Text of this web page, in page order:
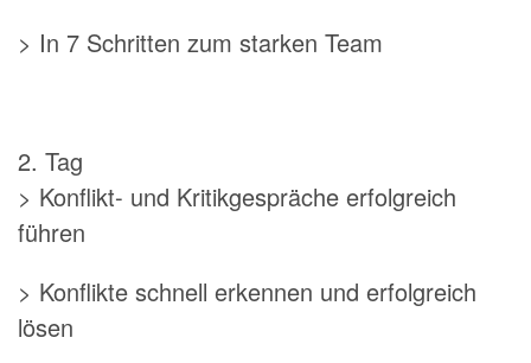
> In 7 Schritten zum starken Team
2. Tag
> Konflikt- und Kritikgespräche erfolgreich
führen
> Konflikte schnell erkennen und erfolgreich
lösen